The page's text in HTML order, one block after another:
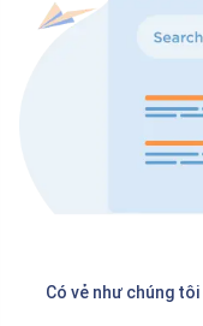
Có vẻ như chúng